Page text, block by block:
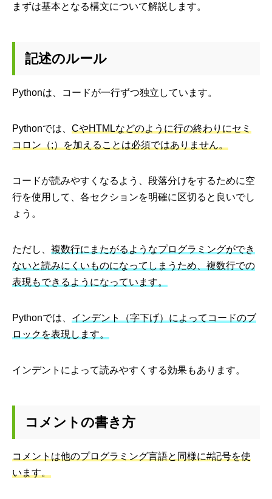
まずは基本となる構文について解説します。
記述のルール
Pythonは、コードが一行ずつ独立しています。
Pythonでは、 CやHTMLなどのように行の終わりにセミ
コロン（;）を加えることは必須ではありません。
コードが読みやすくなるよう、段落分けをするために空
行を使用して、各セクションを明確に区切ると良いでし
ょう。
ただし、 複数行にまたがるようなプログラミングができ
ないと読みにくいものになってしまうため、複数行での
表現もできるようになっています。
Pythonでは、 インデント（字下げ）によってコードのブ
ロックを表現します。
インデントによって読みやすくする効果もあります。
コメントの書き方
コメントは他のプログラミング言語と同様に#記号を使
います。